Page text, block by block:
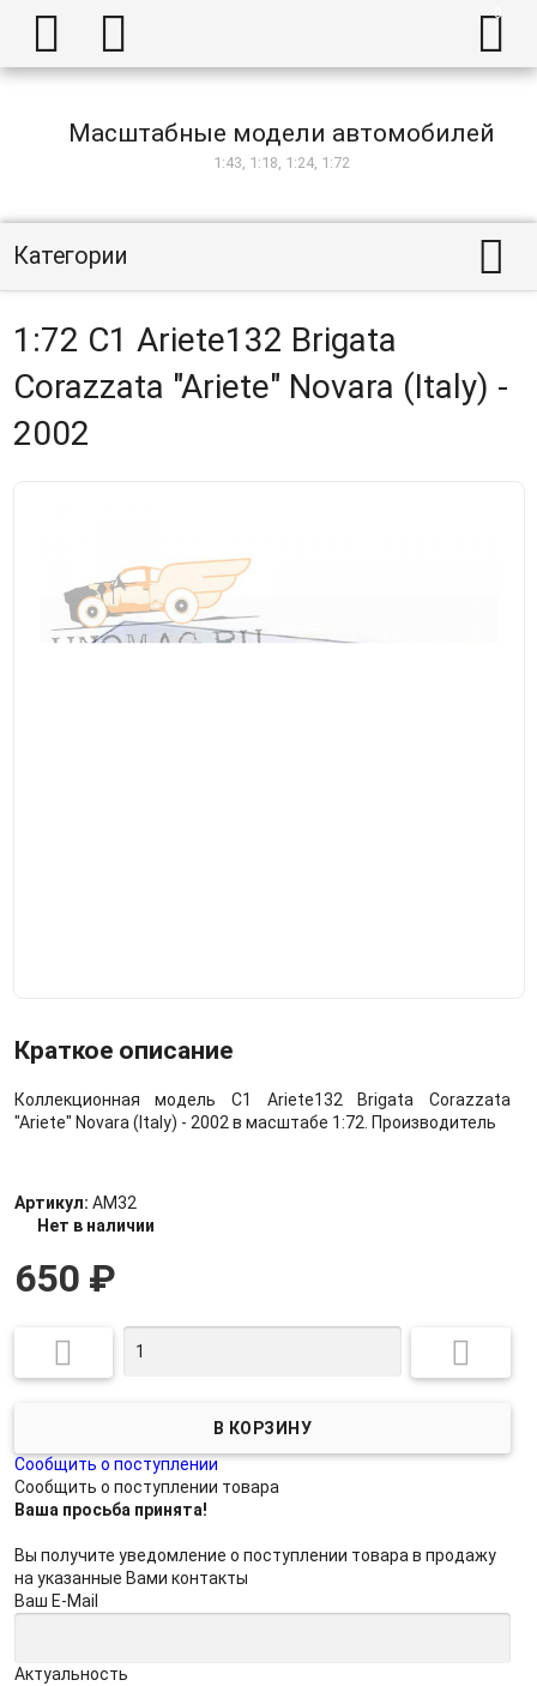
  
Масштабные модели автомобилей
1:43, 1:18, 1:24, 1:72
Категории 
1:72 C1 Ariete132 Brigata
Corazzata "Ariete" Novara (Italy) -
2002
Краткое описание
Коллекционная модель C1 Ariete132 Brigata Corazzata
"Ariete" Novara (Italy) - 2002 в масштабе 1:72. Производитель
Артикул: AM32
Нет в наличии
650 ₽
 
Сообщить о поступлении
Сообщить о поступлении товара
Ваша просьба принята!
Вы получите уведомление о поступлении товара в продажу
на указанные Вами контакты
Ваш E-Mail
Актуальность